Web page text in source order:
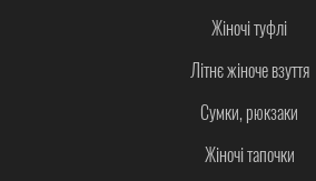
Жіночі туфлі
Літнє жіноче взуття
Сумки, рюкзаки
Жіночі тапочки